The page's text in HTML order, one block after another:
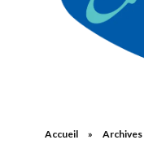
Accueil » Archives